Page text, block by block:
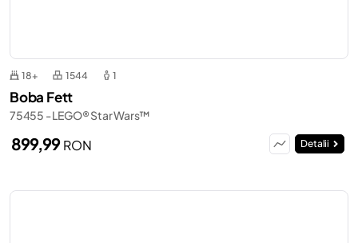
18+ 1544 1
Boba Fett
75455 - LEGO® Star Wars™
899,99RON Detalii